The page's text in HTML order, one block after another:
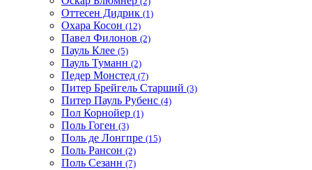
Оттесен Дидрик (1)
Охара Косон (12)
Павел Филонов (2)
Пауль Клее (5)
Пауль Туманн (2)
Педер Монстед (7)
Питер Брейгель Старший (3)
Питер Пауль Рубенс (4)
Пол Корнойер (1)
Поль Гоген (3)
Поль де Лонгпре (15)
Поль Рансон (2)
Поль Сезанн (7)